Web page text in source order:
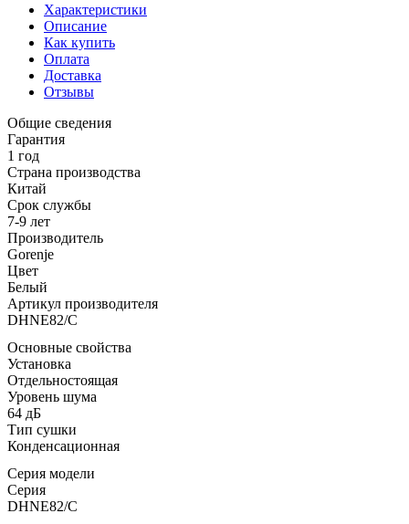
Характеристики
Описание
Как купить
Оплата
Доставка
Отзывы
Общие сведения
Гарантия
1 год
Страна производства
Китай
Срок службы
7-9 лет
Производитель
Gorenje
Цвет
Белый
Артикул производителя
DHNE82/C
Основные свойства
Установка
Отдельностоящая
Уровень шума
64 дБ
Тип сушки
Конденсационная
Серия модели
Серия
DHNE82/C